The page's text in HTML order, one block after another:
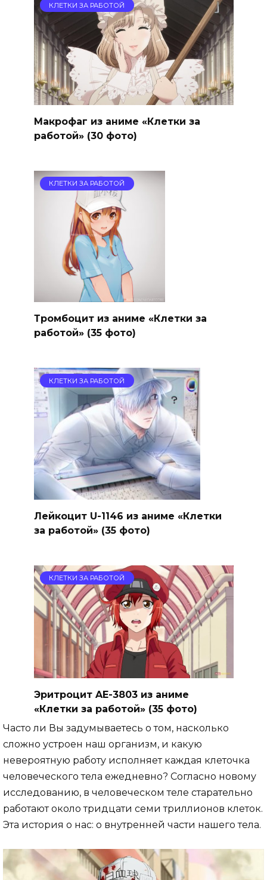
КЛЕТКИ ЗА РАБОТОЙ
Макрофаг из аниме «Клетки за
работой» (30 фото)
КЛЕТКИ ЗА РАБОТОЙ
Тромбоцит из аниме «Клетки за
работой» (35 фото)
КЛЕТКИ ЗА РАБОТОЙ
Лейкоцит U-1146 из аниме «Клетки
за работой» (35 фото)
КЛЕТКИ ЗА РАБОТОЙ
Эритроцит AE-3803 из аниме
«Клетки за работой» (35 фото)
Часто ли Вы задумываетесь о том, насколько
сложно устроен наш организм, и какую
невероятную работу исполняет каждая клеточка
человеческого тела ежедневно? Согласно новому
исследованию, в человеческом теле старательно
работают около тридцати семи триллионов клеток.
Эта история о нас: о внутренней части нашего тела.